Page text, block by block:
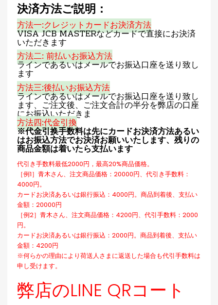
決済方法ご説明：
方法一:クレジットカードお決済方法
VISA JCB MASTERなどカードで直接にお決済
いただきます
方法二: 前払いお振込方法
ラインであるいはメールでお振込口座を送り致し
ます
方法三:後払いお振込方法
ラインであるいはメールでお振込口座を送り致し
ます、ご注文後、ご注文合計の半分を弊店の口座
にお振込いただきま
方法四:代金引換
※代金引换手数料は先にカードお決済方法あるい
はお振込方法でお決済お願いいたします、残りの
商品金額は着いたら支払います
代引き手数料最低2000円，最高20%商品価格。
［例1］青木さん、注文商品価格：20000円、代引き手数料：
4000円。
カードお決済あるいは銀行振込：4000円。商品到着後、支払い
金額：20000円
［例2］青木さん、注文商品価格：4200円、代引手数料：2000
円。
カードお決済あるいは銀行振込：2000円。商品到着後、支払い
金額：4200円
※何らかの理由により荷送人さまに返送した場合も代引手数料は
申し受けます。
弊店のLINE QRコート